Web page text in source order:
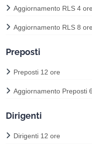
Aggiornamento RLS 4
Aggiornamento RLS 8
Preposti
Preposti 12 ore
Aggiornamento Preposti
Dirigenti
Dirigenti 12 ore